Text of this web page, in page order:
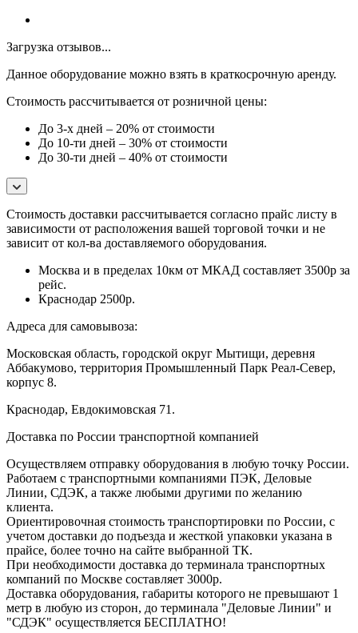
Загрузка отзывов...
Данное оборудование можно взять в краткосрочную аренду.
Стоимость рассчитывается от розничной цены:
До 3-х дней – 20% от стоимости
До 10-ти дней – 30% от стоимости
До 30-ти дней – 40% от стоимости
Стоимость доставки расcчитывается согласно прайс листу в
зависимости от расположения вашей торговой точки и не
зависит от кол-ва доставляемого оборудования.
Москва и в пределах 10км от МКАД составляет 3500р за
рейс.
Краснодар 2500р.
Адреса для самовывоза:
Московская область, городской округ Мытищи, деревня
Аббакумово, территория Промышленный Парк Реал-Север,
корпус 8.
Краснодар, Евдокимовская 71.
Доставка по России транспортной компанией
Осуществляем отправку оборудования в любую точку России.
Работаем с транспортными компаниями ПЭК, Деловые
Линии, СДЭК, а также любыми другими по желанию
клиента.
Ориентировочная стоимость транспортировки по России, с
учетом доставки до подъезда и жесткой упаковки указана в
прайсе, более точно на сайте выбранной ТК.
При необходимости доставка до терминала транспортных
компаний по Москве составляет 3000р.
Доставка оборудования, габариты которого не превышают 1
метр в любую из сторон, до терминала "Деловые Линии" и
"СДЭК" осуществляется БЕСПЛАТНО!